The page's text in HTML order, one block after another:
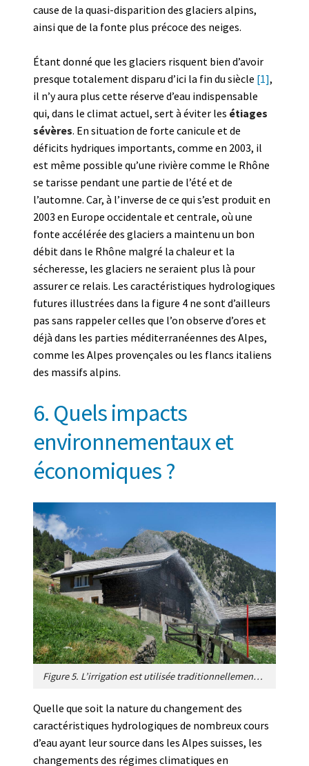
cause de la quasi-disparition des glaciers alpins,
ainsi que de la fonte plus précoce des neiges.
Étant donné que les glaciers risquent bien d’avoir
presque totalement disparu d’ici la fin du siècle [1],
il n’y aura plus cette réserve d’eau indispensable
qui, dans le climat actuel, sert à éviter les étiages
sévères. En situation de forte canicule et de
déficits hydriques importants, comme en 2003, il
est même possible qu’une rivière comme le Rhône
se tarisse pendant une partie de l’été et de
l’automne. Car, à l’inverse de ce qui s’est produit en
2003 en Europe occidentale et centrale, où une
fonte accélérée des glaciers a maintenu un bon
débit dans le Rhône malgré la chaleur et la
sécheresse, les glaciers ne seraient plus là pour
assurer ce relais. Les caractéristiques hydrologiques
futures illustrées dans la figure 4 ne sont d’ailleurs
pas sans rappeler celles que l’on observe d’ores et
déjà dans les parties méditerranéennes des Alpes,
comme les Alpes provençales ou les flancs italiens
des massifs alpins.
6. Quels impacts
environnementaux et
économiques ?
Figure 5. L’irrigation est utilisée traditionnellement dans le Valais central, l’une des régions les plus sèches de cette partie de l’Europe à cause de l’effet des barrières des Alpes valaisannes au sud et bernoises au nord [source: Photo de Kecko, via Flickr (https://www.flickr.com/photos/kecko/) [CC BY 2.0](https://creativecommons.org/licenses/by/2.0/)]
Quelle que soit la nature du changement des
caractéristiques hydrologiques de nombreux cours
d’eau ayant leur source dans les Alpes suisses, les
changements des régimes climatiques en